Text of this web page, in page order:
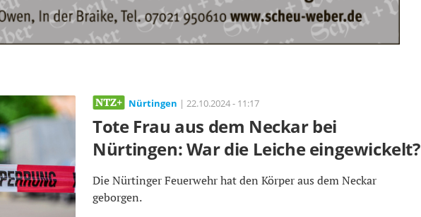
Nürtingen | 22.10.2024 - 11:17
Tote Frau aus dem Neckar bei
Nürtingen: War die Leiche eingewickelt?
Die Nürtinger Feuerwehr hat den Körper aus dem Neckar
geborgen.